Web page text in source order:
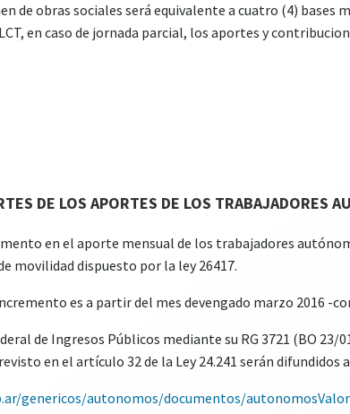
de obras sociales será equivalente a cuatro (4)
en caso de jornada parcial, los aportes y
DE LOS APORTES DE LOS TRABAJADORES
en el aporte mensual de los trabajadores
movilidad dispuesto por la ley 26417.
es a partir del mes devengado marzo 2016 -
de Ingresos Públicos mediante su RG 3721 (BO
en el artículo 32 de la Ley 24.241 serán difundidos
genericos/autonomos/documentos/